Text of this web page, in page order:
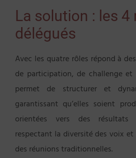
La solution : les 4
délégués
Avec les quatre rôles répond à
de participation, de challenge
permet de structurer et
garantissant qu’elles soient
orientées vers des
respectant la diversité des voix
des réunions traditionnelles.